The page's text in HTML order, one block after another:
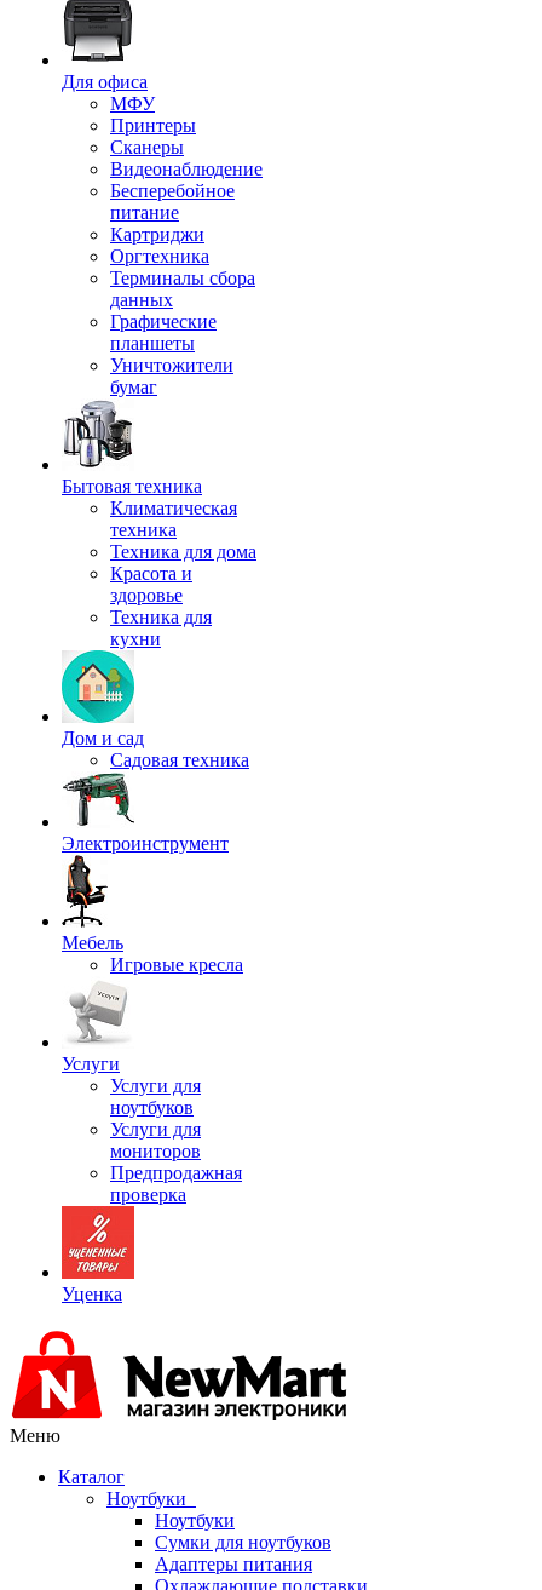
Для офиса
МФУ
Принтеры
Сканеры
Видеонаблюдение
Бесперебойное
питание
Картриджи
Оргтехника
Терминалы сбора
данных
Графические
планшеты
Уничтожители
бумаг
Бытовая техника
Климатическая
техника
Техника для дома
Красота и
здоровье
Техника для
кухни
Дом и сад
Садовая техника
Электроинструмент
Мебель
Игровые кресла
Услуги
Услуги для
ноутбуков
Услуги для
мониторов
Предпродажная
проверка
Уценка
Меню
Каталог
Ноутбуки
Ноутбуки
Сумки для ноутбуков
Адаптеры питания
Охлаждающие подставки